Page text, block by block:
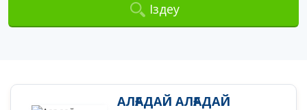
Іздеу
АЛҒАДАЙ АЛҒАДАЙ